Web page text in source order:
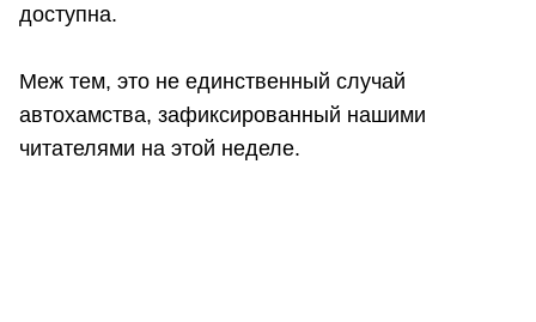
доступна.
Меж тем, это не единственный случай
автохамства, зафиксированный нашими
читателями на этой неделе.